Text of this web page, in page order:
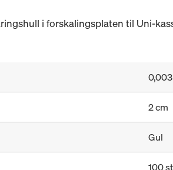
i forskalingsplaten til Uni-
2 cm
Gul
100